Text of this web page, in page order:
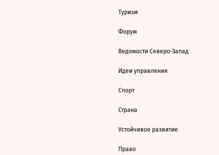
Туризм
Форум
Ведомости Северо-Запад
Идеи управления
Спорт
Страна
Устойчивое развитие
Право